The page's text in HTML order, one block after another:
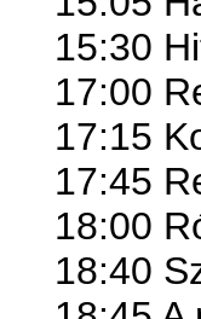
15:30
17:00
17:15
17:45
18:00
18:40